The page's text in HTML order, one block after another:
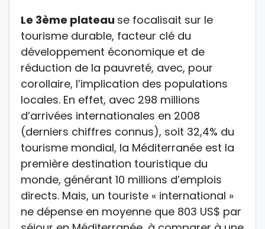
Le 3ème plateau se focalisait sur le
tourisme durable, facteur clé du
développement économique et de
réduction de la pauvreté, avec, pour
corollaire, l’implication des populations
locales. En effet, avec 298 millions
d’arrivées internationales en 2008
(derniers chiffres connus), soit 32,4% du
tourisme mondial, la Méditerranée est la
première destination touristique du
monde, générant 10 millions d’emplois
directs. Mais, un touriste « international »
ne dépense en moyenne que 803 US$ par